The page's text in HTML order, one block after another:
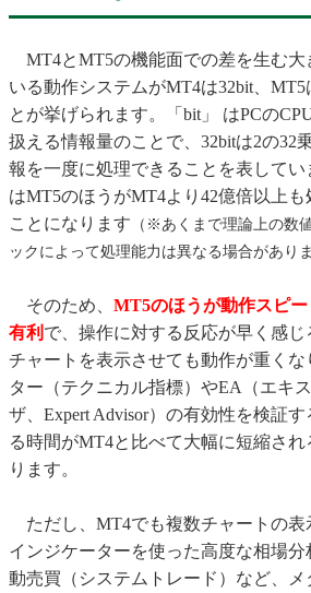
MT4とMT5の機能面での差を生む大
いる動作システムがMT4は32bit、MT5
とが挙げられます。「bit」 はPCの
扱える情報量のことで、32bitは2の32
報を一度に処理できることを表して
はMT5のほうがMT4より42億倍以上も
ことになります （※あくまで理論上の数
ックによって処理能力は異なる場合がありま
そのため、 MT5のほうが動作スピ
有利 で、操作に対する反応が早く感
チャートを表示させても動作が重く
ター（テクニカル指標）やEA（エキ
ザ、Expert Advisor）の有効性を検証
る時間がMT4と比べて大幅に短縮さ
ります。
ただし、MT4でも複数チャートの表
インジケーターを使った高度な相場
動売買（システムトレード）など、